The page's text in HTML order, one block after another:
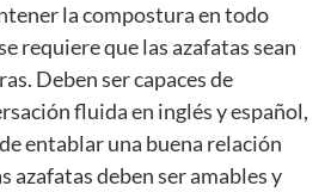
la compostura en todo
requiere que las azafatas sean
Deben ser capaces de
fluida en inglés y español,
entablar una buena relación
azafatas deben ser amables y